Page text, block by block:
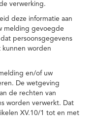
verwerking.
deze informatie aan
melding gevoegde
persoonsgegevens
kunnen worden
en/of uw
De wetgeving
de rechten van
worden verwerkt. Dat
XV.10/1 tot en met